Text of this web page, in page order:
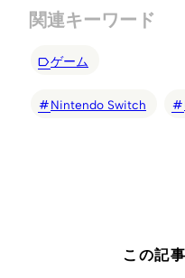
関連キーワード
ゲーム
Nintendo Switch
この記